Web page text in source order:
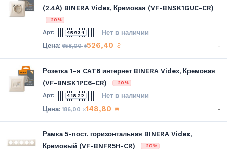
(2.4А) BINERA Videx, Кремовая (VF-BNSK1GUC-CR)
-20%
45934 Нет в наличии
658,00₴526,40 ₴ -
Розетка 1-я CAT6 интернет BINERA Videx, Кремовая
(VF-BNSK1PC6-CR)
-20%
41822 Нет в наличии
186,00₴148,80 ₴ -
Рамка 5-пост. горизонтальная BINERA Videx,
Кремовый (VF-BNFR5H-CR)
-20%